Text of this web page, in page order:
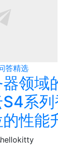
答精选
领域
系列
性能
hellokitty